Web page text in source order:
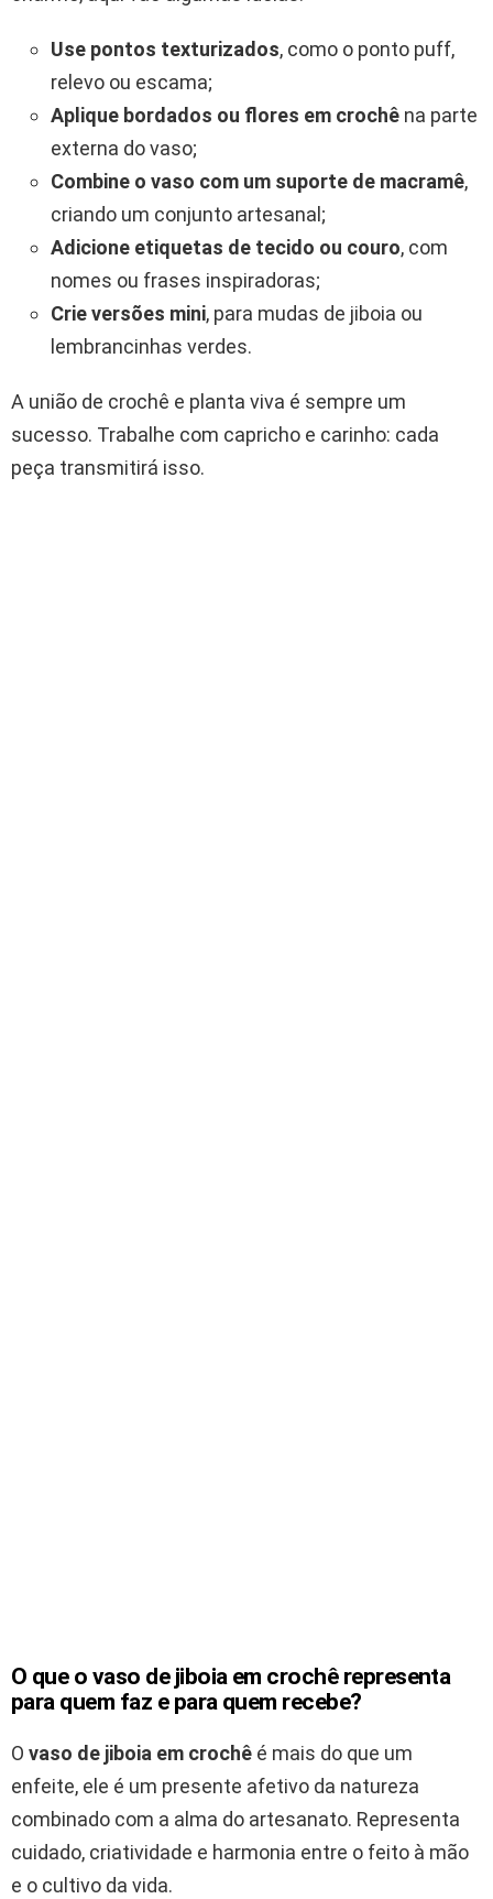
Use pontos texturizados, como o ponto puff,
relevo ou escama;
Aplique bordados ou flores em crochê na parte
externa do vaso;
Combine o vaso com um suporte de macramê,
criando um conjunto artesanal;
Adicione etiquetas de tecido ou couro, com
nomes ou frases inspiradoras;
Crie versões mini, para mudas de jiboia ou
lembrancinhas verdes.
A união de crochê e planta viva é sempre um
sucesso. Trabalhe com capricho e carinho: cada
peça transmitirá isso.
O que o vaso de jiboia em crochê representa
para quem faz e para quem recebe?
O vaso de jiboia em crochê é mais do que um
enfeite, ele é um presente afetivo da natureza
combinado com a alma do artesanato. Representa
cuidado, criatividade e harmonia entre o feito à mão
e o cultivo da vida.